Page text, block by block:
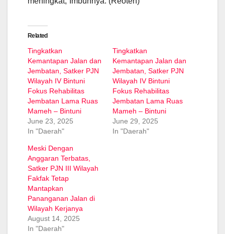
Related
Tingkatkan
Kemantapan Jalan dan
Jembatan, Satker PJN
Wilayah IV Bintuni
Fokus Rehabilitas
Jembatan Lama Ruas
Mameh – Bintuni
June 23, 2025
In "Daerah"
Tingkatkan
Kemantapan Jalan dan
Jembatan, Satker PJN
Wilayah IV Bintuni
Fokus Rehabilitas
Jembatan Lama Ruas
Mameh – Bintuni
June 29, 2025
In "Daerah"
Meski Dengan
Anggaran Terbatas,
Satker PJN III Wilayah
Fakfak Tetap
Mantapkan
Pananganan Jalan di
Wilayah Kerjanya
August 14, 2025
In "Daerah"